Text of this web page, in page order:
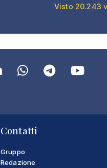
Visto 20.243
Contatti
Gruppo
Redazione